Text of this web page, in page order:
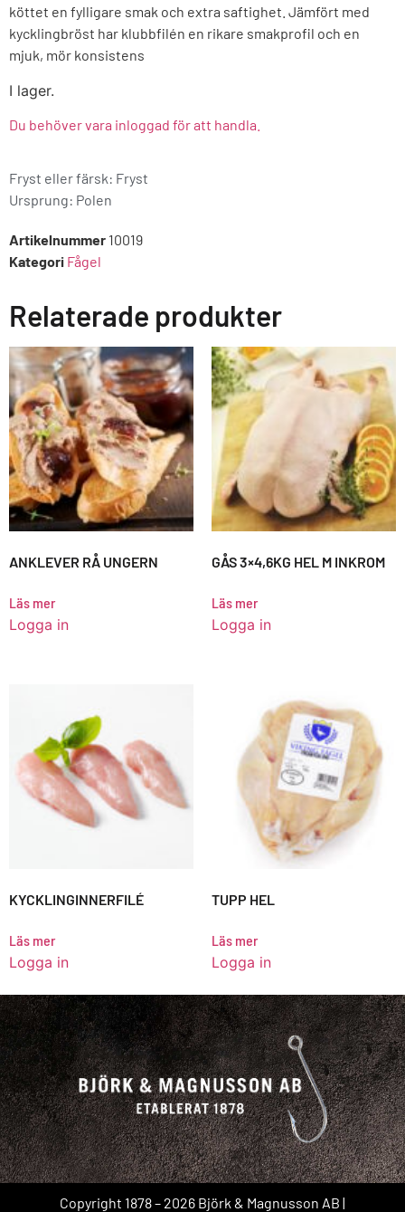
köttet en fylligare smak och extra saftighet. Jämfört med
kycklingbröst har klubbfilén en rikare smakprofil och en
mjuk, mör konsistens
I lager.
Du behöver vara inloggad för att handla.
Fryst eller färsk: Fryst
Ursprung: Polen
Artikelnummer 10019
Kategori Fågel
Relaterade produkter
ANKLEVER RÅ UNGERN
Läs mer
Logga in
GÅS 3×4,6KG HEL M INKROM
Läs mer
Logga in
KYCKLINGINNERFILÉ
Läs mer
Logga in
TUPP HEL
Läs mer
Logga in
Copyright 1878 – 2026 Björk & Magnusson AB |